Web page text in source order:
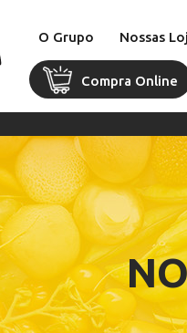
O Grupo Nossas
Compra Online